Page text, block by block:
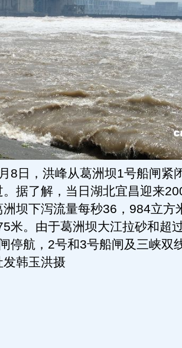
，洪峰从葛洲坝1号船闸紧
据了解，当日湖北宜昌迎来
洲坝下泻流量每秒36，984立方
米。由于葛洲坝大江拉砂和超
停航，2号和3号船闸及三峡双
韩玉洪摄